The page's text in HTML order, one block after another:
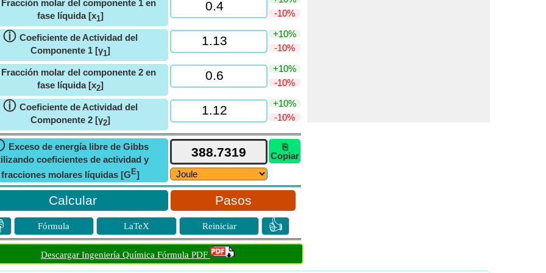
Fracción molar del componente 1 en
fase líquida [x1]
-10%
ⓘ Coeficiente de Actividad del
Componente 1 [γ1]
+10%
-10%
Fracción molar del componente 2 en
fase líquida [x2]
+10%
-10%
ⓘ Coeficiente de Actividad del
Componente 2 [γ2]
+10%
-10%
Exceso de energía libre de Gibbs
coeficientes de actividad y
fracciones molares líquidas [G E]
⎘
Copiar
Pasos
Fórmula LaTeX Reiniciar 👍
Descargar Ingeniería Química Fórmula PDF